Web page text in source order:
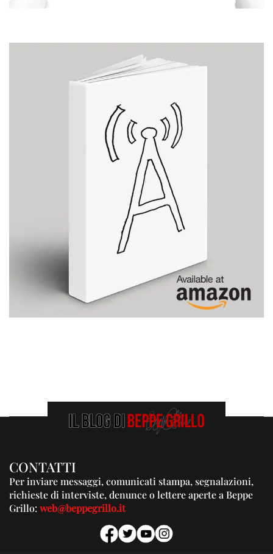
CONTATTI
Per inviare messaggi, comunicati stampa, segnalazioni,
richieste di interviste, denunce o lettere aperte a Beppe
Grillo:web@beppegrillo.it